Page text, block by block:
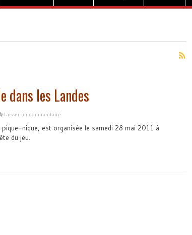
dans les Landes
Laisser un commentaire
nique, est organisée le samedi 28 mai 2011 à
du jeu.